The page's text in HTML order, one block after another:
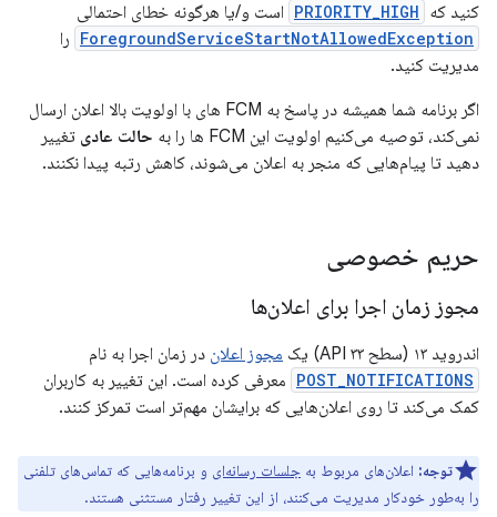
کنید که PRIORITY_HIGH است و/یا هرگونه خطای احتمالی
ForegroundServiceStartNotAllowedException را
مدیریت کنید.
اگر برنامه شما همیشه در پاسخ به FCM های با اولویت بالا اعلان ارسال
نمی‌کند، توصیه می‌کنیم اولویت این FCM ها را به
حالت عادی تغییر
دهید تا پیام‌هایی که منجر به اعلان می‌شوند، کاهش رتبه پیدا نکنند.
حریم خصوصی
مجوز زمان اجرا برای اعلان‌ها
اندروید ۱۳ (سطح API ۳۳) یک مجوز اعلان در زمان اجرا به نام
POST_NOTIFICATIONS معرفی کرده است. این تغییر به کاربران
کمک می‌کند تا روی اعلان‌هایی که برایشان مهم‌تر است تمرکز کنند.
توجه: اعلان‌های مربوط به جلسات رسانه‌ای و برنامه‌هایی که تماس‌های تلفنی
را به‌طور خودکار مدیریت می‌کنند، از این تغییر رفتار مستثنی هستند.